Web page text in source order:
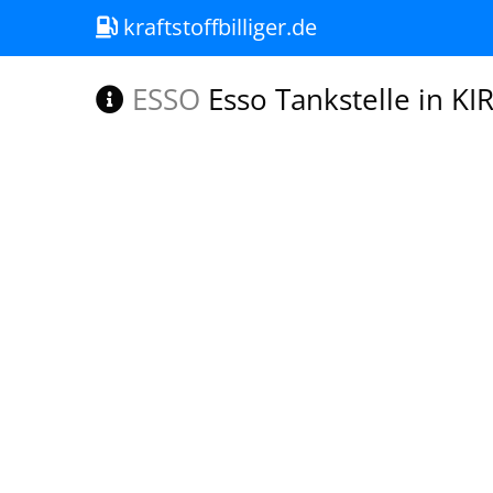
kraftstoffbilliger.de
ESSO Esso Tankstelle in